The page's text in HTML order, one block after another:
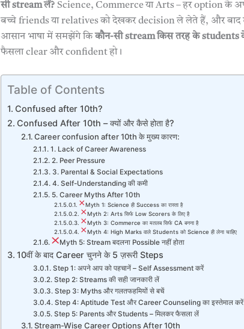
सी stream लें? Science, Commerce या Arts – हर option के
बच्चे friends या relatives को देखकर decision ले लेते हैं, और बाद
आसान भाषा में समझेंगे किकौन-सी stream किस तरह के students
फैसला clear और confident हो।
Table of Contents
Confused after 10th?
Confused After 10th – क्यों और कैसे होता है?
Career confusion after 10th के मुख्य कारण:
1. Lack of Career Awareness
2. Peer Pressure
3. Parental & Social Expectations
4. Self-Understanding की कमी
5. Career Myths After 10th
Myth 1: Science ही Success का रास्ता है
Myth 2: Arts सिर्फ Low Scorers के लिए है
Myth 3: Commerce का मतलब सिर्फ CA बनना है
Myth 4: High Marks वाले Students को Science ही लेना चाहिए
Myth 5: Stream बदलना Possible नहीं होता
10वीं के बाद Career चुनने के 5 ज़रूरी Steps
Step 1: अपने आप को पहचानें – Self Assessment करें
Step 2: Streams की सही जानकारी लें
Step 3: Myths और गलतफहमियों से बचें
Step 4: Aptitude Test और Career Counseling का इस्तेमाल करें
Step 5: Parents और Students – मिलकर फैसला लें
Stream-Wise Career Options After 10th